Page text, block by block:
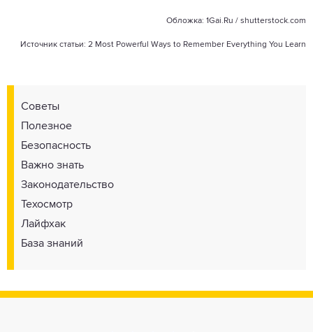
Обложка: 1Gai.Ru / shutterstock.com
Источник статьи: 2 Most Powerful Ways to Remember Everything You Learn
Советы
Полезное
Безопасность
Важно знать
Законодательство
Техосмотр
Лайфхак
База знаний